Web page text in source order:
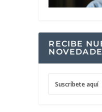
RECIBE
Suscríbete aquí